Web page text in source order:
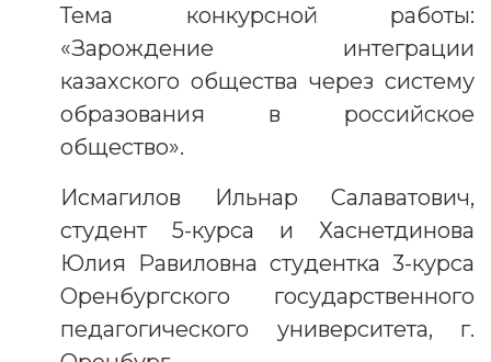
Тема конкурсной работы:
«Зарождение интеграции
казахского общества через систему
образования в российское
общество».
Исмагилов Ильнар Салаватович,
студент 5-курса и Хаснетдинова
Юлия Равиловна студентка 3-курса
Оренбургского государственного
педагогического университета, г.